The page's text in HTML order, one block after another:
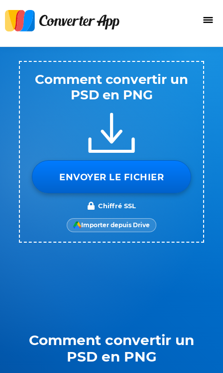
Comment convertir un
PSD en PNG
Comment convertir un
PSD en PNG
ENVOYER LE FICHIER
Chiffré SSL
Importer depuis Drive